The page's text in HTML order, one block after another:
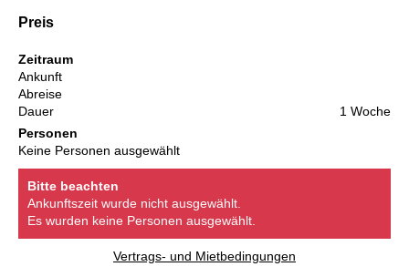
Preis
Zeitraum
Ankunft
Abreise
Dauer
1 Woche
Personen
Keine Personen ausgewählt
Bitte beachten
Ankunftszeit wurde nicht ausgewählt.
Es wurden keine Personen ausgewählt.
Vertrags- und Mietbedingungen